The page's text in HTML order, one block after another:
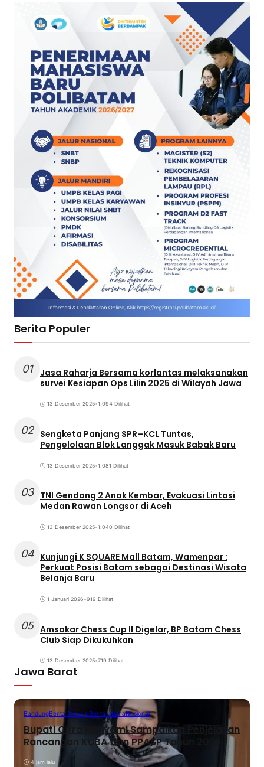
Berita Populer
01
Jasa Raharja Bersama korlantas melaksanakan
survei Kesiapan Ops Lilin 2025 di Wilayah Jawa
13 Desember 2025•1.094 Dilihat
02 Sengketa Panjang SPR–KCL Tuntas,
Pengelolaan Blok Langgak Masuk Babak Baru
13 Desember 2025•1.081 Dilihat
03 TNI Gendong 2 Anak Kembar, Evakuasi Lintasi
Medan Rawan Longsor di Aceh
13 Desember 2025•1.040 Dilihat
04 Kunjungi K SQUARE Mall Batam, Wamenpar :
Perkuat Posisi Batam sebagai Destinasi Wisata
Belanja Baru
1 Januari 2026•919 Dilihat
05 Amsakar Chess Cup II Digelar, BP Batam Chess
Club Siap Dikukuhkan
13 Desember 2025•719 Dilihat
Jawa Barat
BandungBerita TerbaruBerita UtamaNasional
Bupati Citra Pitriyami Sampaikan Penjelasan
Rancangan KUBA dan PPASP Tahun 2026
4 jam lalu